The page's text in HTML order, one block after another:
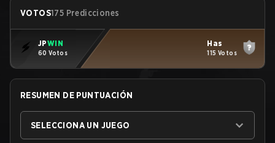
VOTOS175 Predicciones
JPWIN
60 Votos
Has
115 Votos
RESUMEN DE PUNTUACIÓN
SELECCIONA UN JUEGO